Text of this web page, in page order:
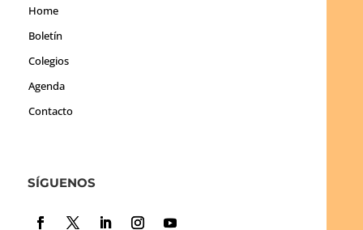
Home
Boletín
Colegios
Agenda
Contacto
SÍGUENOS